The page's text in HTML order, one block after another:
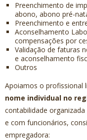
Preenchimento de
abono, abono pré-
Preenchimento e
Aconselhamento
compensações por
Validação de faturas
e aconselhamento
Outros
Apoiamos o profissional
nome individual no
contabilidade organizada
e com funcionários,
empregadora: